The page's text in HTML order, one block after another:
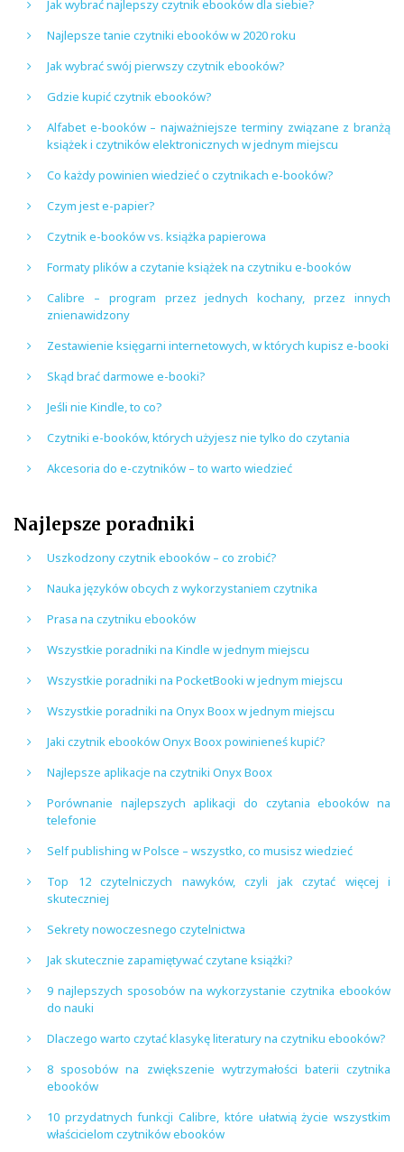
Jak wybrać najlepszy czytnik ebooków dla siebie?
Najlepsze tanie czytniki ebooków w 2020 roku
Jak wybrać swój pierwszy czytnik ebooków?
Gdzie kupić czytnik ebooków?
Alfabet e-booków – najważniejsze terminy związane z branżą
książek i czytników elektronicznych w jednym miejscu
Co każdy powinien wiedzieć o czytnikach e-booków?
Czym jest e-papier?
Czytnik e-booków vs. książka papierowa
Formaty plików a czytanie książek na czytniku e-booków
Calibre – program przez jednych kochany, przez innych
znienawidzony
Zestawienie księgarni internetowych, w których kupisz e-booki
Skąd brać darmowe e-booki?
Jeśli nie Kindle, to co?
Czytniki e-booków, których użyjesz nie tylko do czytania
Akcesoria do e-czytników – to warto wiedzieć
Najlepsze poradniki
Uszkodzony czytnik ebooków – co zrobić?
Nauka języków obcych z wykorzystaniem czytnika
Prasa na czytniku ebooków
Wszystkie poradniki na Kindle w jednym miejscu
Wszystkie poradniki na PocketBooki w jednym miejscu
Wszystkie poradniki na Onyx Boox w jednym miejscu
Jaki czytnik ebooków Onyx Boox powinieneś kupić?
Najlepsze aplikacje na czytniki Onyx Boox
Porównanie najlepszych aplikacji do czytania ebooków na
telefonie
Self publishing w Polsce – wszystko, co musisz wiedzieć
Top 12 czytelniczych nawyków, czyli jak czytać więcej i
skuteczniej
Sekrety nowoczesnego czytelnictwa
Jak skutecznie zapamiętywać czytane książki?
9 najlepszych sposobów na wykorzystanie czytnika ebooków
do nauki
Dlaczego warto czytać klasykę literatury na czytniku ebooków?
8 sposobów na zwiększenie wytrzymałości baterii czytnika
ebooków
10 przydatnych funkcji Calibre, które ułatwią życie wszystkim
właścicielom czytników ebooków